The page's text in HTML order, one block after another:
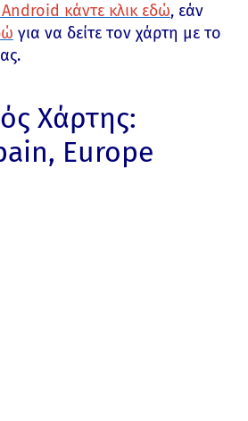
κάντε κλικ εδώ, εάν
για να δείτε τον χάρτη με το
Χάρτης:
Europe